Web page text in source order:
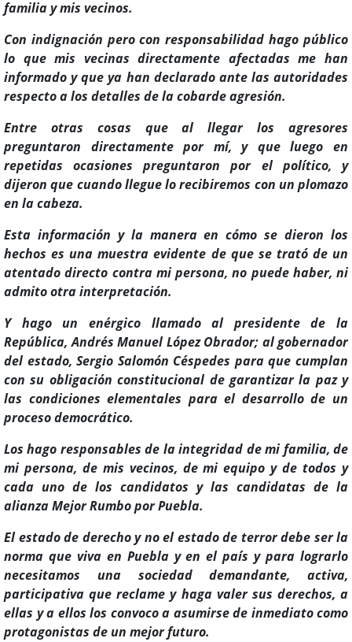
familia y mis vecinos.
Con indignación pero con responsabilidad hago público
lo que mis vecinas directamente afectadas me han
informado y que ya han declarado ante las autoridades
respecto a los detalles de la cobarde agresión.
Entre otras cosas que al llegar los agresores
preguntaron directamente por mí, y que luego en
repetidas ocasiones preguntaron por el político, y
dijeron que cuando llegue lo recibiremos con un plomazo
en la cabeza.
Esta información y la manera en cómo se dieron los
hechos es una muestra evidente de que se trató de un
atentado directo contra mi persona, no puede haber, ni
admito otra interpretación.
Y hago un enérgico llamado al presidente de la
República, Andrés Manuel López Obrador; al gobernador
del estado, Sergio Salomón Céspedes para que cumplan
con su obligación constitucional de garantizar la paz y
las condiciones elementales para el desarrollo de un
proceso democrático.
Los hago responsables de la integridad de mi familia, de
mi persona, de mis vecinos, de mi equipo y de todos y
cada uno de los candidatos y las candidatas de la
alianza Mejor Rumbo por Puebla.
El estado de derecho y no el estado de terror debe ser la
norma que viva en Puebla y en el país y para lograrlo
necesitamos una sociedad demandante, activa,
participativa que reclame y haga valer sus derechos, a
ellas y a ellos los convoco a asumirse de inmediato como
protagonistas de un mejor futuro.